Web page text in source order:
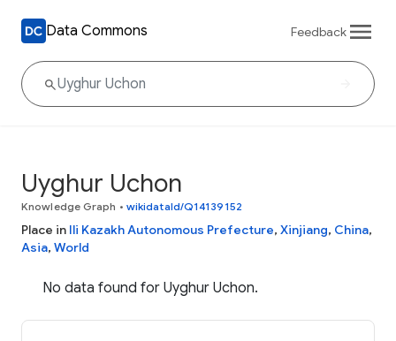
Data Commons Feedback
Uyghur Uchon
Knowledge Graph • wikidataId/Q14139152
Place in Ili Kazakh Autonomous Prefecture, Xinjiang, China,
Asia, World
No data found for Uyghur Uchon.